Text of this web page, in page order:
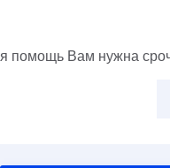
помощь Вам нужна